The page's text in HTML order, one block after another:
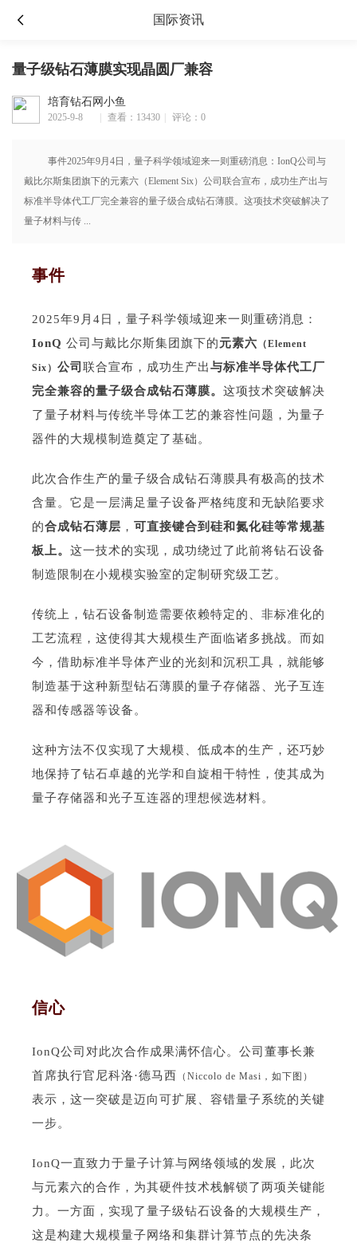
国际资讯
量子级钻石薄膜实现晶圆厂兼容
培育钻石网小鱼
2025-9-8
查看：13430 评论：0
事件2025年9月4日，量子科学领域迎来一则重磅消息：IonQ公司与
戴比尔斯集团旗下的元素六（Element Six）公司联合宣布，成功生产出与
标准半导体代工厂完全兼容的量子级合成钻石薄膜。这项技术突破解决了
量子材料与传 ...
事件
2025年9月4日，量子科学领域迎来一则重磅消息：
IonQ 公司与戴比尔斯集团旗下的元素六 （Element
Six） 公司 联合宣布，成功生产出与标准半导体代工厂
完全兼容的量子级合成钻石薄膜。 这项技术突破解决
了量子材料与传统半导体工艺的兼容性问题，为量子
器件的大规模制造奠定了基础。
此次合作生产的量子级合成钻石薄膜具有极高的技术
含量。它是一层满足量子设备严格纯度和无缺陷要求
的合成钻石薄层 ， 可直接键合到硅和氮化硅等常规基
板上。 这一技术的实现，成功绕过了此前将钻石设备
制造限制在小规模实验室的定制研究级工艺。
传统上，钻石设备制造需要依赖特定的、非标准化的
工艺流程，这使得其大规模生产面临诸多挑战。而如
今，借助标准半导体产业的光刻和沉积工具，就能够
制造基于这种新型钻石薄膜的量子存储器、光子互连
器和传感器等设备。
这种方法不仅实现了大规模、低成本的生产，还巧妙
地保持了钻石卓越的光学和自旋相干特性，使其成为
量子存储器和光子互连器的理想候选材料。
信心
IonQ公司对此次合作成果满怀信心。公司董事长兼
首席执行官尼科洛·德马西 （Niccolo de Masi，如下图）
表示，这一突破是迈向可扩展、容错量子系统的关键
一步。
IonQ一直致力于量子计算与网络领域的发展，此次
与元素六的合作，为其硬件技术栈解锁了两项关键能
力。一方面，实现了量子级钻石设备的大规模生产，
这是构建大规模量子网络和集群计算节点的先决条